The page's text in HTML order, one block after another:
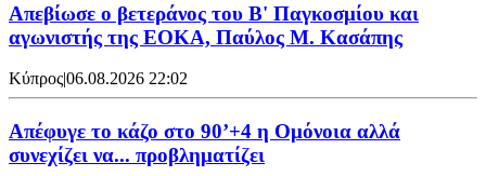
Απεβίωσε ο βετεράνος του Β' Παγκοσμίου και
αγωνιστής της ΕΟΚΑ, Παύλος Μ. Κασάπης
Κύπρος|06.08.2026 22:02
Απέφυγε το κάζο στο 90’+4 η Ομόνοια αλλά
συνεχίζει να... προβληματίζει